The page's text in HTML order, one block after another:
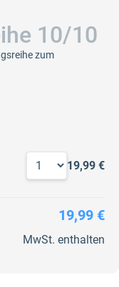
10/10
zum
19,99 €
19,99 €
MwSt. enthalten